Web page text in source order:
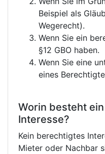
Beispiel als
Wegerecht).
Wenn Sie ein
§12 GBO haben.
Wenn Sie eine
eines
Worin besteht
Interesse?
Kein berechtigtes
Mieter oder Nachbar